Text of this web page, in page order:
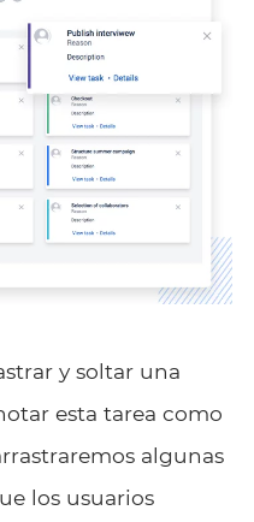
y soltar una
esta tarea como
algunas
los usuarios